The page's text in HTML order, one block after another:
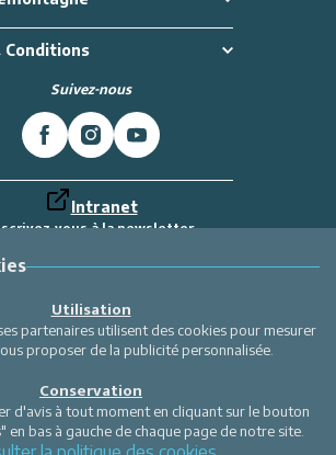
Conditions
Suivez-nous
Intranet
vous à la newsletter
Labellemontagne
Utilisation
partenaires utilisent des cookies pour mesurer
proposer de la publicité personnalisée.
Conservation
d'avis à tout moment en cliquant sur le bouton
en bas à gauche de chaque page de notre site.